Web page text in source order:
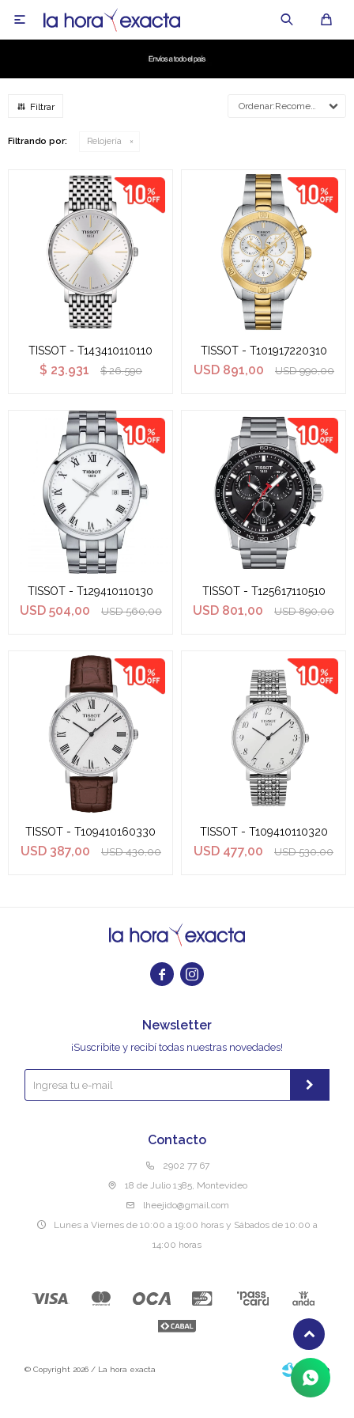

Recomendados
Filtrando por: Relojería
TISSOT - T143410110110
$ 23.931 $ 26.590
TISSOT - T101917220310
USD 891,00 USD 990,00
TISSOT - T129410110130
USD 504,00 USD 560,00
TISSOT - T125617110510
USD 801,00 USD 890,00
TISSOT - T109410160330
USD 387,00 USD 430,00
TISSOT - T109410110320
USD 477,00 USD 530,00
 
Contacto
2902 77 67
18 de Julio 1385, Montevideo
lheejido@gmail.com
Lunes a Viernes de 10:00 a 19:00 horas y Sábados de 10:00 a
14:00 horas
Newsletter
¡Suscribite y recibí todas nuestras novedades!
© Copyright 2026 / La hora exacta